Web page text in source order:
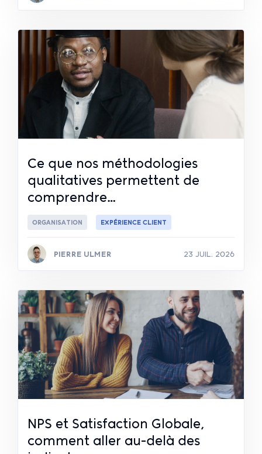
Ce que nos méthodologies
qualitatives permettent de
comprendre…
ORGANISATION EXPÉRIENCE CLIENT
PIERRE ULMER 23 JUIL. 2026
NPS et Satisfaction Globale,
comment aller au-delà des